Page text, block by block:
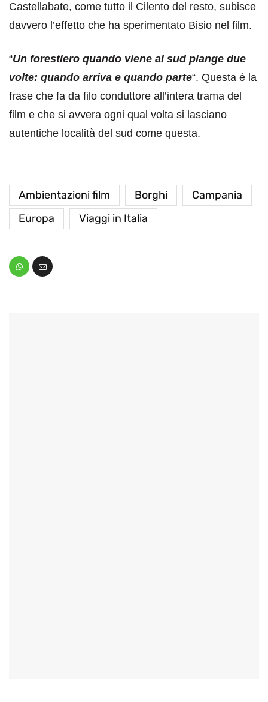
Castellabate, come tutto il Cilento del resto, subisce
davvero l’effetto che ha sperimentato Bisio nel film.
“Un forestiero quando viene al sud piange due
volte: quando arriva e quando parte“. Questa è la
frase che fa da filo conduttore all’intera trama del
film e che si avvera ogni qual volta si lasciano
autentiche località del sud come questa.
Ambientazioni film Borghi
Campania
Europa
Viaggi in Italia